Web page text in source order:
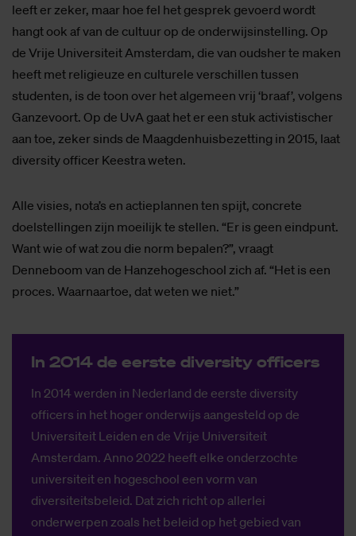
leeft er zeker, maar hoe fel het gesprek gevoerd wordt
hangt ook af van de cultuur op de onderwijsinstelling. Op
de Vrije Universiteit Amsterdam, die van oudsher te maken
heeft met religieuze en culturele verschillen tussen
studenten, is de toon over het algemeen vrij ‘braaf’, volgens
Ganzevoort. Op de UvA gaat het er een stuk activistischer
aan toe, zeker sinds de Maagdenhuisbezetting in 2015, laat
diversity officer Keestra weten.
Alle visies, nota’s en actieplannen ten spijt, concrete
doelstellingen zijn moeilijk te stellen. “Er is geen eindpunt.
Want wie of wat zou die norm bepalen?”, vraagt
Denneboom van de Hanzehogeschool zich af. “Het is een
proces. Waarnaartoe, dat weten we niet.”
In 2014 de eer­ste di­ver­si­ty of­fi­cers
In 2014 werden in Nederland de eerste diversity
officers in het hoger onderwijs aangesteld op de
Universiteit Leiden en de Vrije Universiteit
Amsterdam. Anno 2022 heeft elke onderzochte
universiteit en hogeschool een vorm van
diversiteitsbeleid. Dat zich richt op allerlei
onderwerpen zoals het beleid op het gebied van